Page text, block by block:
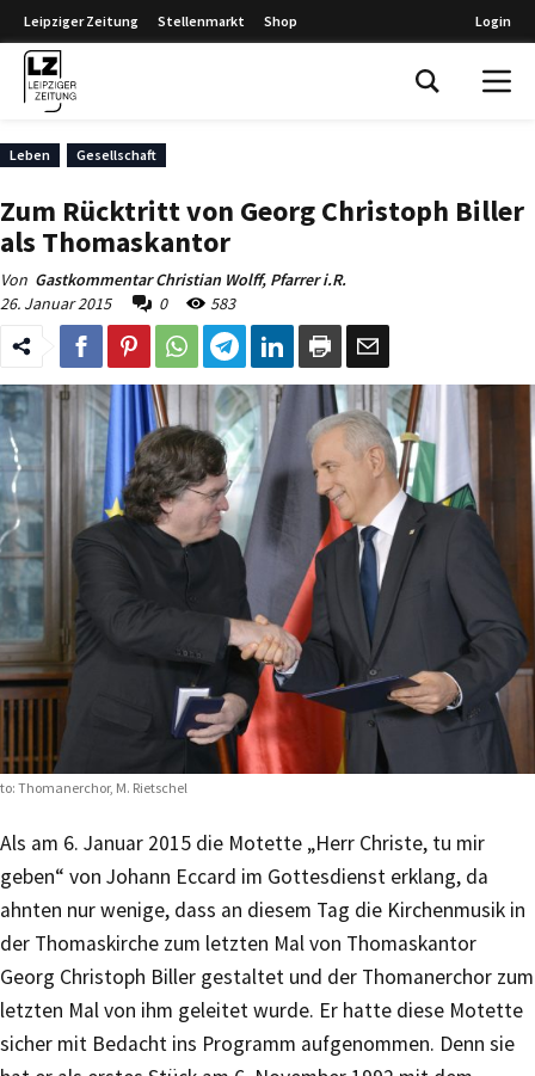
Leipziger Zeitung Stellenmarkt Shop Login
Leben Gesellschaft
Zum Rücktritt von Georg Christoph Biller
als Thomaskantor
Von Gastkommentar Christian Wolff, Pfarrer i.R.
26. Januar 2015
0 583
Thomanerchor, M. Rietschel
Als am 6. Januar 2015 die Motette „Herr Christe, tu mir
geben“ von Johann Eccard im Gottesdienst erklang, da
ahnten nur wenige, dass an diesem Tag die Kirchenmusik in
der Thomaskirche zum letzten Mal von Thomaskantor
Georg Christoph Biller gestaltet und der Thomanerchor zum
letzten Mal von ihm geleitet wurde. Er hatte diese Motette
sicher mit Bedacht ins Programm aufgenommen. Denn sie